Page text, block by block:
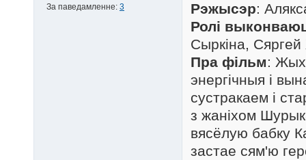
За паведамленне: 3
Рэжысэр:
Ролі
Сыркіна,
Пра фільм:
энергічныя і
сустракаем і
з жаніхом
вясёлую бабку
застае сям'ю